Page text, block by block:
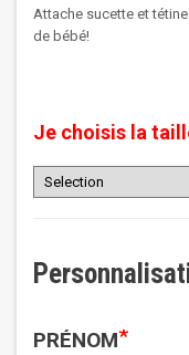
Attache sucette et
de bébé!
Je choisis la
PRÉNOM*